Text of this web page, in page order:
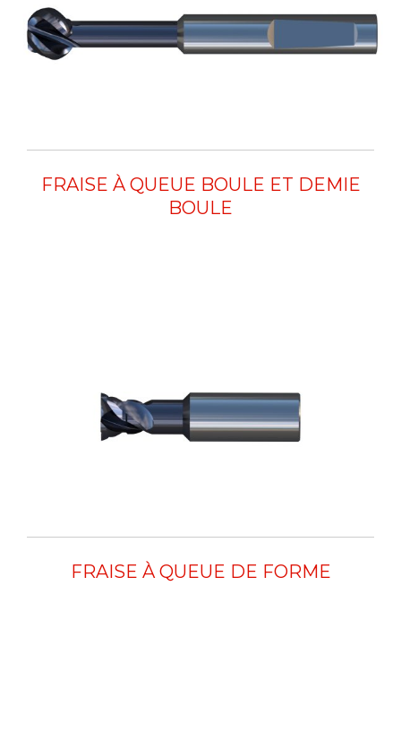
FRAISE À QUEUE BOULE ET DEMIE
BOULE
FRAISE À QUEUE DE FORME